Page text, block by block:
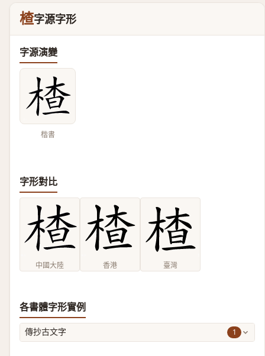
楂字源字形
字源演變
楷書
字形對比
中國大陸 香港 臺灣
各書體字形實例
傳抄古文字 1